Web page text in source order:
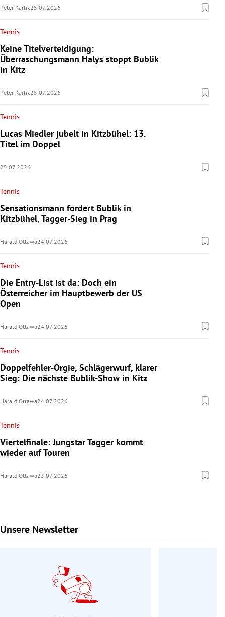
Peter Karlik25.07.2026
Tennis
Keine Titelverteidigung:
Überraschungsmann Halys stoppt Bublik
in Kitz
Peter Karlik25.07.2026
Tennis
Lucas Miedler jubelt in Kitzbühel: 13.
Titel im Doppel
25.07.2026
Tennis
Sensationsmann fordert Bublik in
Kitzbühel, Tagger-Sieg in Prag
Harald Ottawa24.07.2026
Tennis
Die Entry-List ist da: Doch ein
Österreicher im Hauptbewerb der US
Open
Harald Ottawa24.07.2026
Tennis
Doppelfehler-Orgie, Schlägerwurf, klarer
Sieg: Die nächste Bublik-Show in Kitz
Harald Ottawa24.07.2026
Tennis
Viertelfinale: Jungstar Tagger kommt
wieder auf Touren
Harald Ottawa23.07.2026
Unsere Newsletter
Slide 1 von 9